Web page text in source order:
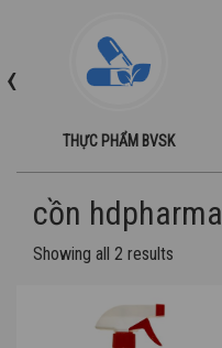
THỰC PHẨM BVSK
‹
cồn hdpharma
Showing all 2 results